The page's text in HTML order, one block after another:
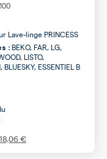
Lave-linge PRINCESS
: BEKO, FAR, LG,
LISTO,
ESSENTIEL B
18,06 €